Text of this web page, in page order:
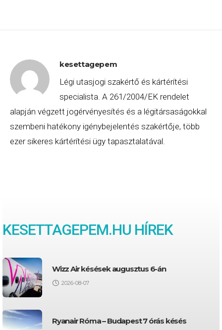
kesettagepem
Légi utasjogi szakértő és kártérítési
specialista. A 261/2004/EK rendelet
alapján végzett jogérvényesítés és a légitársaságokkal
szembeni hatékony igénybejelentés szakértője, több
ezer sikeres kártérítési ügy tapasztalatával.
KESETTAGEPEM.HU HÍREK
Wizz Air késések augusztus 6-án
2026-08-07
Ryanair Róma – Budapest 7 órás késés